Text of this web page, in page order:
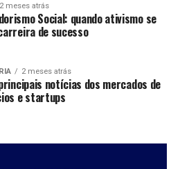
impulsionado por líderes
que ativismo pode, sim,
As mulheres no comando
apenas promovem mudanças
mas também
a seguir seus passos,
transformar a sociedade
2 meses atrás
Social: quando ativismo se
de sucesso
2 meses atrás
notícias dos mercados de
e startups